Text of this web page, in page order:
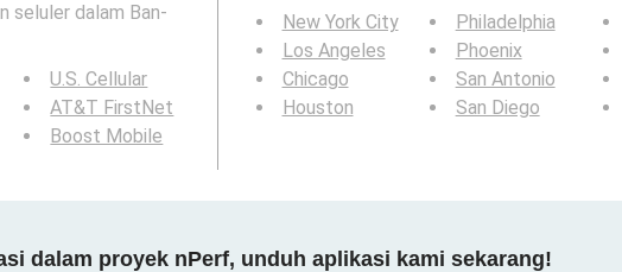
seluler dalam Ban-
U.S. Cellular
AT&T FirstNet
Boost Mobile
New York City
Los Angeles
Chicago
Houston
Philadelphia
Phoenix
San Antonio
San Diego
dalam proyek nPerf, unduh aplikasi kami sekarang!